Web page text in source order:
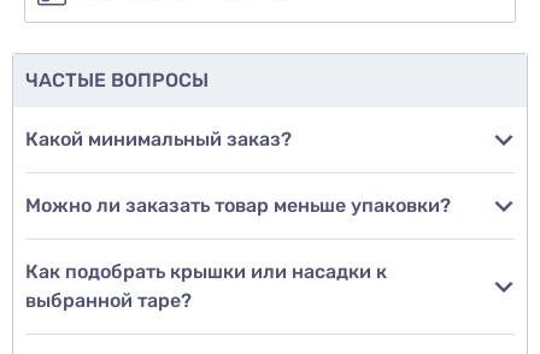
еще не знаю
Добавить отзыв
ЧАСТЫЕ ВОПРОСЫ
Какой минимальный заказ?
Можно ли заказать товар меньше упаковки?
Как подобрать крышки или насадки к
выбранной таре?